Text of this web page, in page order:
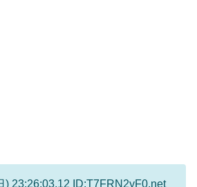
) 23:26:03.12 ID:T7FRN2yF0.net